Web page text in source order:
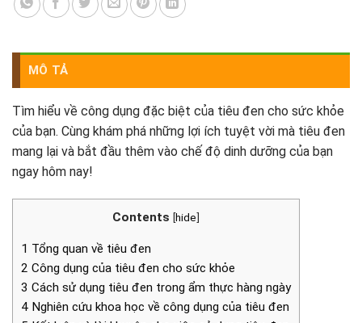
MÔ TẢ
Tìm hiểu về công dụng đặc biệt của tiêu đen cho sức khỏe
của bạn. Cùng khám phá những lợi ích tuyệt vời mà tiêu đen
mang lại và bắt đầu thêm vào chế độ dinh dưỡng của bạn
ngay hôm nay!
Contents [hide]
1 Tổng quan về tiêu đen
2 Công dụng của tiêu đen cho sức khỏe
3 Cách sử dụng tiêu đen trong ẩm thực hàng ngày
4 Nghiên cứu khoa học về công dụng của tiêu đen